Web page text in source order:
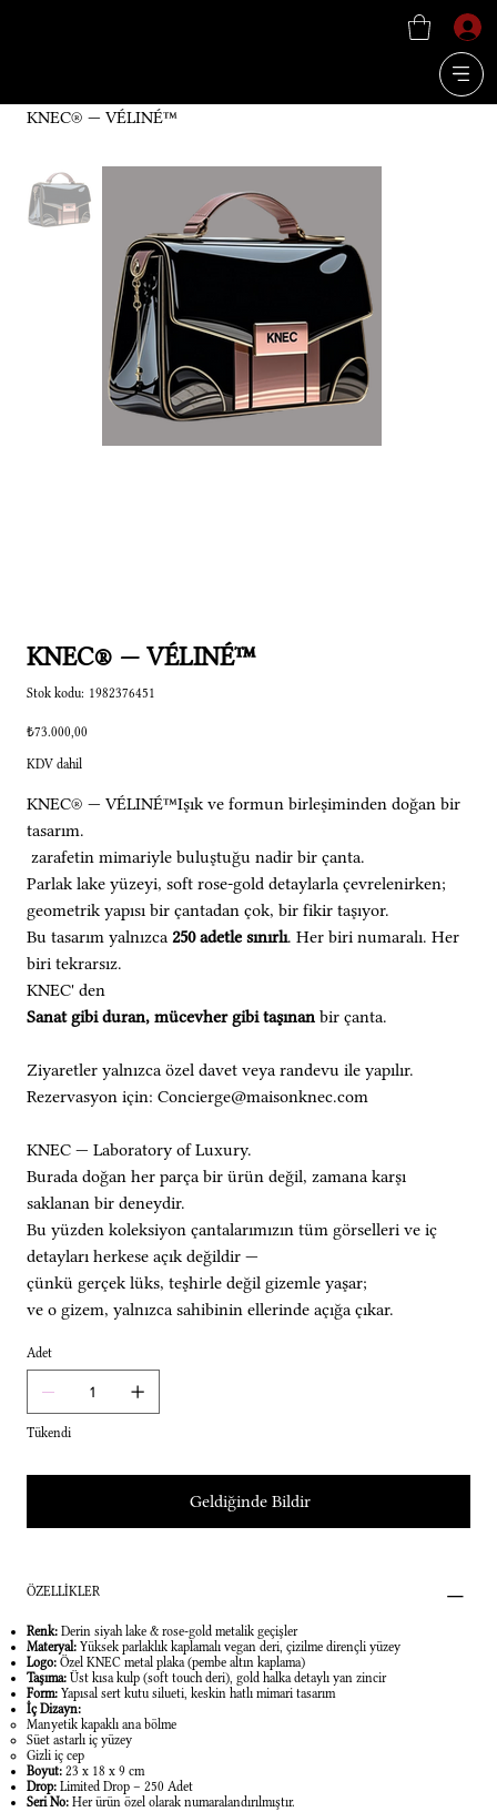
KNEC® — VÉLINÉ™
KNEC® — VÉLINÉ™
Stok kodu: Stok
kodu:
1982376451
Fiyat
₺73.000,00
KDV dahil
KNEC® — VÉLINÉ™Işık ve formun birleşiminden doğan bir
tasarım.
zarafetin mimariyle buluştuğu nadir bir çanta.
Parlak lake yüzeyi, soft rose-gold detaylarla çevrelenirken;
geometrik yapısı bir çantadan çok, bir fikir taşıyor.
Bu tasarım yalnızca 250 adetle sınırlı. Her biri numaralı. Her
biri tekrarsız.
KNEC' den
Sanat gibi duran, mücevher gibi taşınanbir çanta.
Ziyaretler yalnızca özel davet veya randevu ile yapılır.
Rezervasyon için: Concierge@maisonknec.com
KNEC — Laboratory of Luxury.
Burada doğan her parça bir ürün değil, zamana karşı
saklanan bir deneydir.
Bu yüzden koleksiyon çantalarımızın tüm görselleri ve iç
detayları herkese açık değildir —
çünkü gerçek lüks, teşhirle değil gizemle yaşar;
ve o gizem, yalnızca sahibinin ellerinde açığa çıkar.
Adet
Tükendi
Geldiğinde Bildir
ÖZELLİKLER
Renk:Derin siyah lake & rose-gold metalik geçişler
Materyal:Yüksek parlaklık kaplamalı vegan deri, çizilme dirençli yüzey
Logo:Özel KNEC metal plaka (pembe altın kaplama)
Taşıma:Üst kısa kulp (soft touch deri), gold halka detaylı yan zincir
Form:Yapısal sert kutu silueti, keskin hatlı mimari tasarım
İç Dizayn:
Manyetik kapaklı ana bölme
Süet astarlı iç yüzey
Gizli iç cep
Boyut:23 x 18 x 9 cm
Drop:Limited Drop – 250 Adet
Seri No:Her ürün özel olarak numaralandırılmıştır.